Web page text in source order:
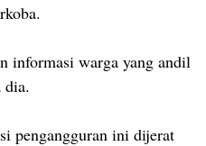
informasi warga yang andil
dia.
pengangguran ini dijerat